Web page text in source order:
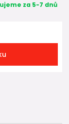
za 5-7 dnů